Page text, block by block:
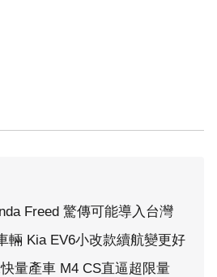
Freed 驚傳可能導入台灣
輛 Kia EV6小改款續航變更好
量產車 M4 CS直逼超限量